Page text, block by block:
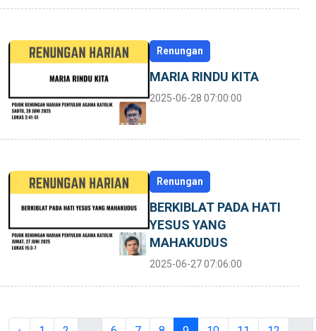
Renungan
MARIA RINDU KITA
2025-06-28 07:00:00
Renungan
BERKIBLAT PADA HATI
YESUS YANG
MAHAKUDUS
2025-06-27 07:06:00